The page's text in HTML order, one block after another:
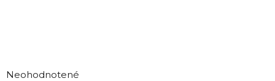
hodnotenie
Neohodnotené